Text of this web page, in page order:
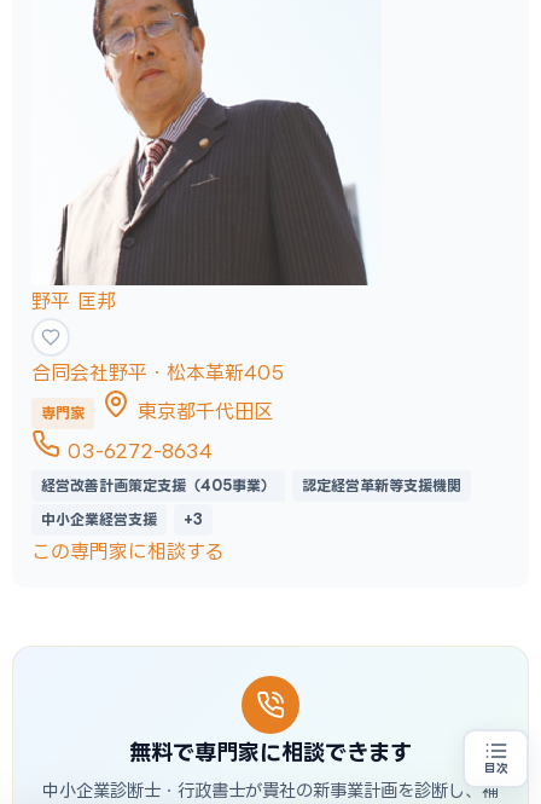
野平 匡邦
合同会社野平・松本革新405
専門家
東京都千代田区
03-6272-8634
経営改善計画策定支援（405事業） 認定経営革新等支援機関
中小企業経営支援 +3
この専門家に相談する
無料で専門家に相談できます
中小企業診断士・行政書士が貴社の新事業計画を診断し、補
目次
売上100億円を目指す方
専門家に無料相談する
地域・業種から選べる
お近くの専門家を探す